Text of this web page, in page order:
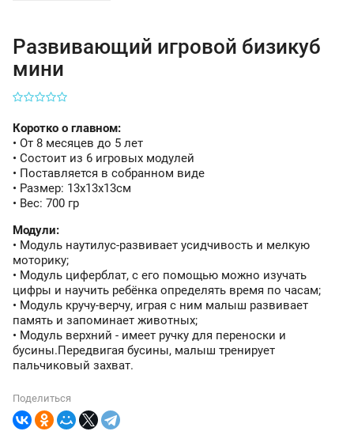
Развивающий игровой бизикуб
мини
Коротко о главном:
• От 8 месяцев до 5 лет
• Состоит из 6 игровых модулей
• Поставляется в собранном виде
• Размер: 13х13х13см
• Вес: 700 гр
Модули:
• Модуль наутилус-развивает усидчивость и мелкую
моторику;
• Модуль циферблат, с его помощью можно изучать
цифры и научить ребёнка определять время по часам;
• Модуль кручу-верчу, играя с ним малыш развивает
память и запоминает животных;
• Модуль верхний - имеет ручку для переноски и
бусины.Передвигая бусины, малыш тренирует
пальчиковый захват.
Поделиться